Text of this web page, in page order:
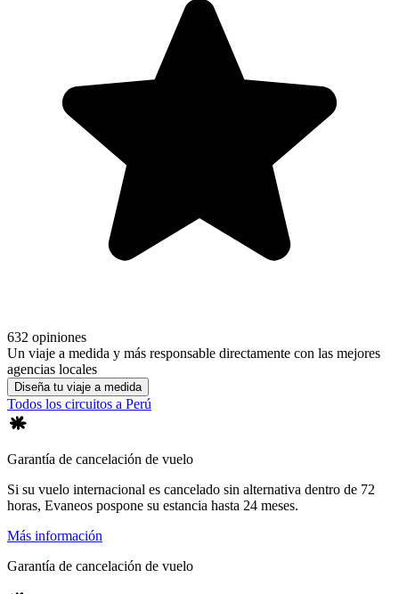
632 opiniones
Un viaje a medida y más responsable directamente con las mejores
agencias locales
Diseña tu viaje a medida
Todos los circuitos a Perú
Garantía de cancelación de vuelo
Si su vuelo internacional es cancelado sin alternativa dentro de 72
horas, Evaneos pospone su estancia hasta 24 meses.
Más información
Garantía de cancelación de vuelo